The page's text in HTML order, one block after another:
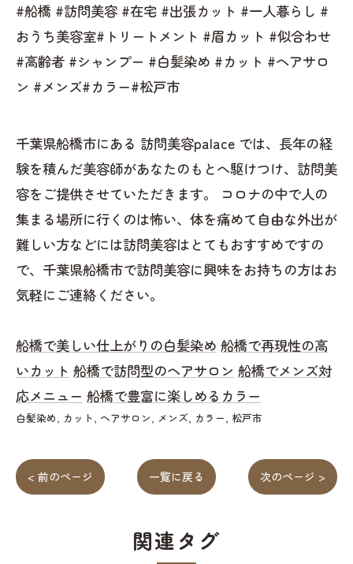
#船橋 #訪問美容 #在宅 #出張カット #一人暮らし #
おうち美容室#トリートメント #眉カット #似合わせ
#高齢者 #シャンプー #白髪染め #カット #ヘアサロ
ン #メンズ#カラー#松戸市
千葉県船橋市にある 訪問美容palace では、長年の経
験を積んだ美容師があなたのもとへ駆けつけ、訪問美
容をご提供させていただきます。 コロナの中で人の
集まる場所に行くのは怖い、体を痛めて自由な外出が
難しい方などには訪問美容はとてもおすすめですの
で、千葉県船橋市で訪問美容に興味をお持ちの方はお
気軽にご連絡ください。
船橋で美しい仕上がりの白髪染め 船橋で再現性の高
いカット 船橋で訪問型のヘアサロン 船橋でメンズ対
応メニュー 船橋で豊富に楽しめるカラー
白髪染め カット ヘアサロン メンズ カラー 松戸市
< 前のページ 一覧に戻る 次のページ >
関連タグ